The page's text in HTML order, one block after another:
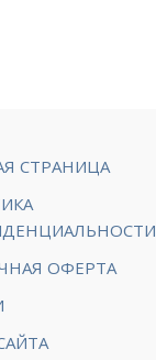
СТРАНИЦА
ОФЕРТА